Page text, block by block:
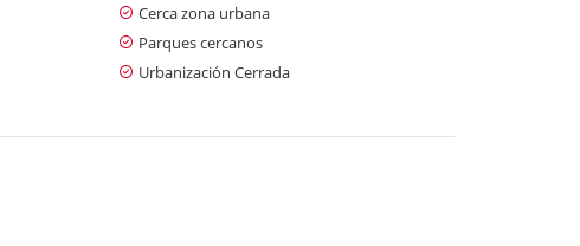
Cerca zona urbana
Parques cercanos
Urbanización Cerrada